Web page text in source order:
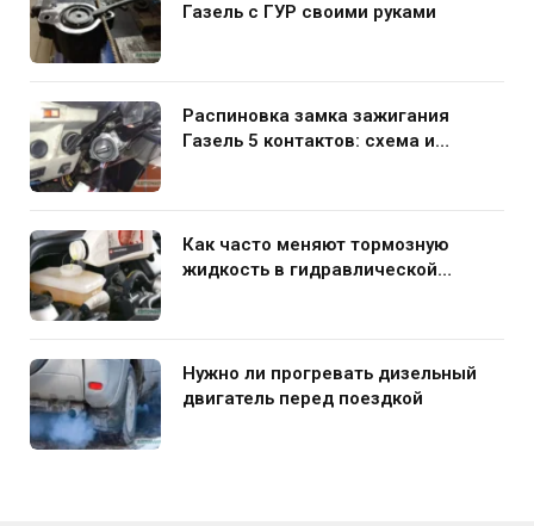
Газель с ГУР своими руками
Распиновка замка зажигания
Газель 5 контактов: схема и
Как часто меняют тормозную
жидкость в гидравлической
Нужно ли прогревать дизельный
двигатель перед поездкой